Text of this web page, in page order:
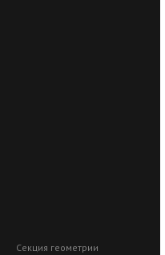
Секция геометрии